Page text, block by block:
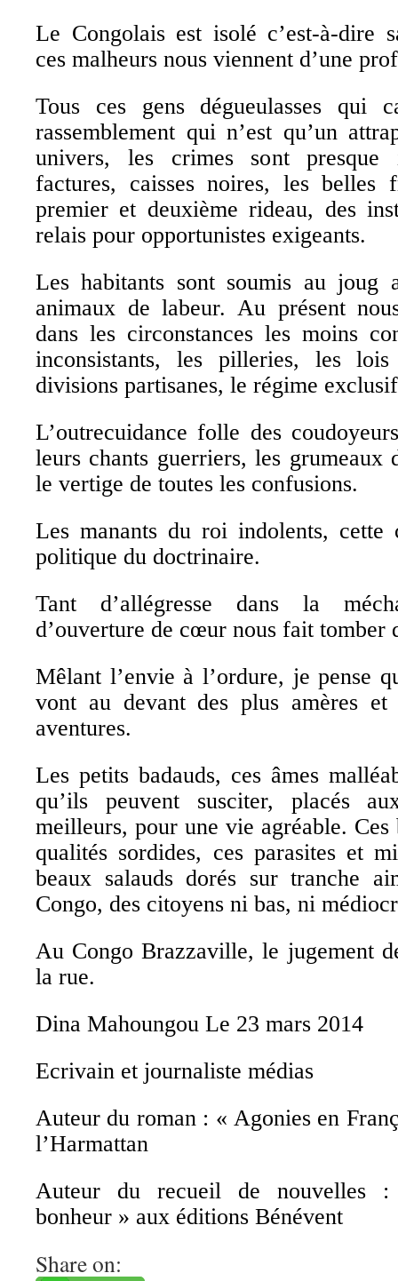
Le Congolais est isolé c’est-à-dire
ces malheurs nous viennent d’une
Tous ces gens dégueulasses qui
rassemblement qui n’est qu’un
univers, les crimes sont presque
factures, caisses noires, les belles
premier et deuxième rideau, des
relais pour opportunistes exigeants.
Les habitants sont soumis au joug
animaux de labeur. Au présent
dans les circonstances les moins
inconsistants, les pilleries, les
divisions partisanes, le régime
L’outrecuidance folle des
leurs chants guerriers, les
le vertige de toutes les confusions.
Les manants du roi indolents,
politique du doctrinaire.
Tant d’allégresse dans la
d’ouverture de cœur nous fait tomber
Mêlant l’envie à l’ordure, je pense
vont au devant des plus amères
aventures.
Les petits badauds, ces âmes
qu’ils peuvent susciter, placés
meilleurs, pour une vie agréable. Ces
qualités sordides, ces parasites et
beaux salauds dorés sur tranche
Congo, des citoyens ni bas, ni
Au Congo Brazzaville, le jugement
la rue.
Dina Mahoungou Le 23 mars 2014
Ecrivain et journaliste médias
Auteur du roman : « Agonies en
l’Harmattan
Auteur du recueil de nouvelles
bonheur » aux éditions Bénévent
Share on: